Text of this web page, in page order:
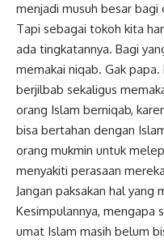
menjadi musuh besar
Tapi sebagai tokoh kita
ada tingkatannya. Bagi
memakai niqab. Gak
berjilbab sekaligus
orang Islam berniqab,
bisa bertahan dengan
orang mukmin untuk
menyakiti perasaan
Jangan paksakan hal
Kesimpulannya, mengapa
umat Islam masih belum